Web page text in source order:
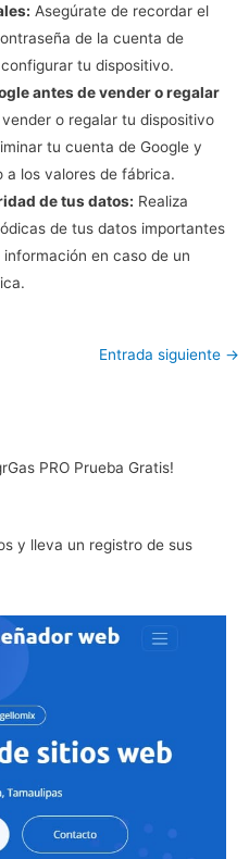
Asegúrate de recordar el
de la cuenta de
tu dispositivo.
antes de vender o regalar
o regalar tu dispositivo
tu cuenta de Google y
a los valores de fábrica.
de tus datos: Realiza
de tus datos importantes
en caso de un
Entrada siguiente →
PRO Prueba Gratis!
y lleva un registro de sus